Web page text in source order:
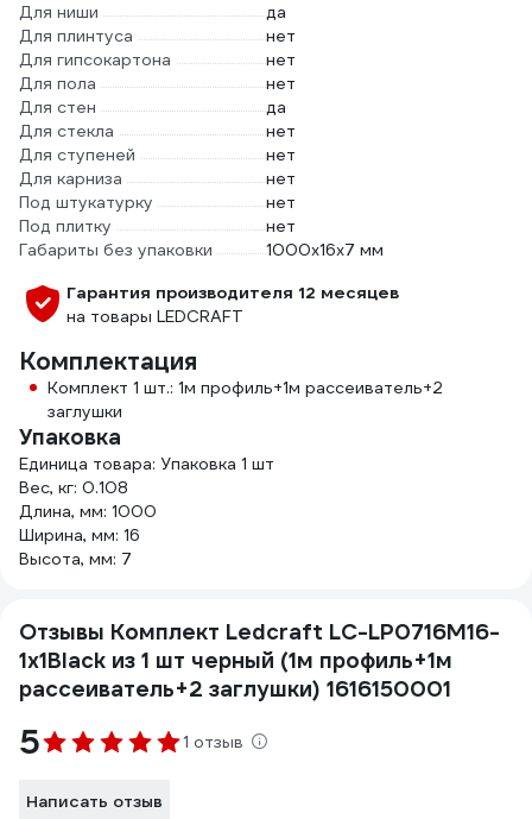
Для ниши
да
Для плинтуса
нет
Для гипсокартона
нет
Для пола
нет
Для стен
да
Для стекла
нет
Для ступеней
нет
Для карниза
нет
Под штукатурку
нет
Под плитку
нет
Габариты без упаковки
1000x16x7 мм
Гарантия производителя 12 месяцев
на товары LEDCRAFT
Комплектация
Комплект 1 шт.: 1м профиль+1м рассеиватель+2
заглушки
Упаковка
Единица товара: Упаковка 1 шт
Вес, кг: 0.108
Длина, мм: 1000
Ширина, мм: 16
Высота, мм: 7
Отзывы Комплект Ledcraft LC-LP0716M16-
1x1Black из 1 шт черный (1м профиль+1м
рассеиватель+2 заглушки) 1616150001
5 1 отзыв
Написать отзыв